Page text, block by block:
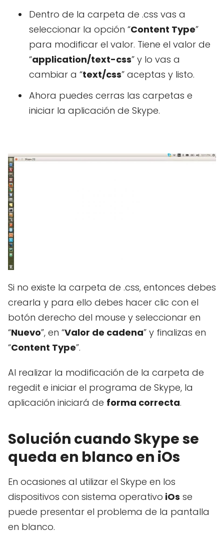
Dentro de la carpeta de .css vas a
seleccionar la opción “Content Type”
para modificar el valor. Tiene el valor de
“application/text-css” y lo vas a
cambiar a “text/css” aceptas y listo.
Ahora puedes cerras las carpetas e
iniciar la aplicación de Skype.
Si no existe la carpeta de .css, entonces debes
crearla y para ello debes hacer clic con el
botón derecho del mouse y seleccionar en
“Nuevo”, en “Valor de cadena” y finalizas en
“Content Type”.
Al realizar la modificación de la carpeta de
regedit e iniciar el programa de Skype, la
aplicación iniciará de forma correcta.
Solución cuando Skype se
queda en blanco en iOs
En ocasiones al utilizar el Skype en los
dispositivos con sistema operativo iOs se
puede presentar el problema de la pantalla
en blanco.